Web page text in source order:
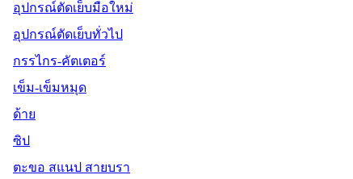
อุปกรณ์ตัดเย็บมือใหม่
อุปกรณ์ตัดเย็บทั่วไป
กรรไกร-คัตเตอร์
เข็ม-เข็มหมุด
ด้าย
ซิป
ตะขอ สแนป สายบรา